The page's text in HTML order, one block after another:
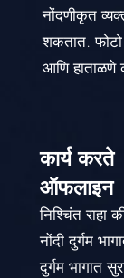
नोंदणीकृत
शकतात.
आणि
कार्य करते
ऑफलाइन
निश्चिंत राहा
नोंदी दुर्गम
दुर्गम भागात